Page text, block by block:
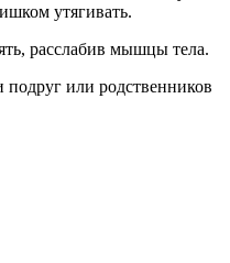
утягивать.
расслабив мышцы тела.
или родственников